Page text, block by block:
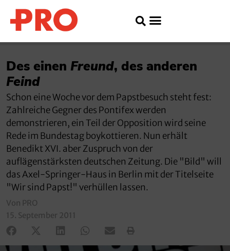
Des einen Freund, des anderen
Feind
Schon eine Woche vor dem Papstbesuch steht fest:
Zahlreiche Gegner des Pontifex werden
demonstrieren, ein Teil der Opposition wird seine
Rede im Bundestag boykottieren. Nun erhält
Benedikt XVI. aber Zuspruch von der
auflägenstärksten deutschen Zeitung. Die "Bild" will
das Axel-Springer-Haus in Berlin mit der Titelseite
"Wir sind Papst!" verhüllen lassen.
Von PRO
15. September 2011